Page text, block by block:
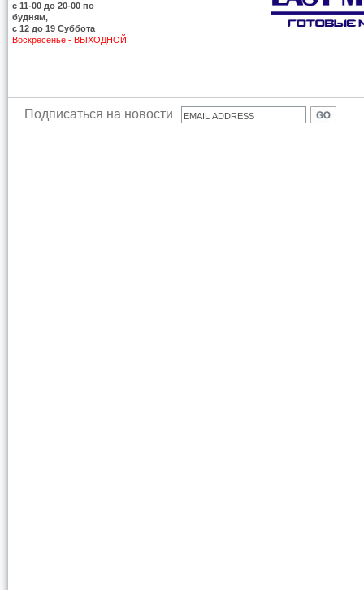
c 11-00 до 20-00 по
будням,
с 12 до 19 Суббота
Воскресенье - ВЫХОДНОЙ
Подписаться на новости